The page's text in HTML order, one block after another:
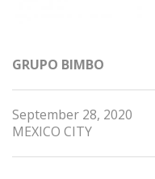
GRUPO BIMBO
September 28, 2020
MEXICO CITY